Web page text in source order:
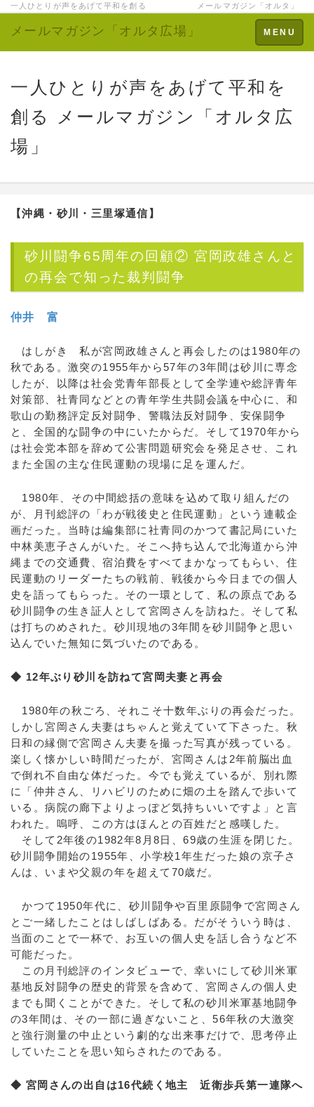
一人ひとりが声をあげて平和を創る メールマガジン「オルタ」
Toggle
navigation
MENU
メールマガジン「オルタ広場」
一人ひとりが声をあげて平和を
創る メールマガジン「オルタ広
場」
【沖縄・砂川・三里塚通信】
砂川闘争65周年の回顧② 宮岡政雄さんと
の再会で知った裁判闘争
仲井 富
はしがき 私が宮岡政雄さんと再会したのは1980年の
秋である。激突の1955年から57年の3年間は砂川に専念
したが、以降は社会党青年部長として全学連や総評青年
対策部、社青同などとの青年学生共闘会議を中心に、和
歌山の勤務評定反対闘争、警職法反対闘争、安保闘争
と、全国的な闘争の中にいたからだ。そして1970年から
は社会党本部を辞めて公害問題研究会を発足させ、これ
また全国の主な住民運動の現場に足を運んだ。
1980年、その中間総括の意味を込めて取り組んだの
が、月刊総評の「わが戦後史と住民運動」という連載企
画だった。当時は編集部に社青同のかつて書記局にいた
中林美恵子さんがいた。そこへ持ち込んで北海道から沖
縄までの交通費、宿泊費をすべてまかなってもらい、住
民運動のリーダーたちの戦前、戦後から今日までの個人
史を語ってもらった。その一環として、私の原点である
砂川闘争の生き証人として宮岡さんを訪ねた。そして私
は打ちのめされた。砂川現地の3年間を砂川闘争と思い
込んでいた無知に気づいたのである。
◆ 12年ぶり砂川を訪ねて宮岡夫妻と再会
1980年の秋ごろ、それこそ十数年ぶりの再会だった。
しかし宮岡さん夫妻はちゃんと覚えていて下さった。秋
日和の縁側で宮岡さん夫妻を撮った写真が残っている。
楽しく懐かしい時間だったが、宮岡さんは2年前脳出血
で倒れ不自由な体だった。今でも覚えているが、別れ際
に「仲井さん、リハビリのために畑の土を踏んで歩いて
いる。病院の廊下よりよっぽど気持ちいいですよ」と言
われた。嗚呼、この方はほんとの百姓だと感嘆した。
そして2年後の1982年8月8日、69歳の生涯を閉じた。
砂川闘争開始の1955年、小学校1年生だった娘の京子さ
んは、いまや父親の年を超えて70歳だ。
かつて1950年代に、砂川闘争や百里原闘争で宮岡さん
とご一緒したことはしばしばある。だがそういう時は、
当面のことで一杯で、お互いの個人史を話し合うなど不
可能だった。
この月刊総評のインタビューで、幸いにして砂川米軍
基地反対闘争の歴史的背景を含めて、宮岡さんの個人史
までも聞くことができた。そして私の砂川米軍基地闘争
の3年間は、その一部に過ぎないこと、56年秋の大激突
と強行測量の中止という劇的な出来事だけで、思考停止
していたことを思い知らされたのである。
◆ 宮岡さんの出自は16代続く地主 近衛歩兵第一連隊へ